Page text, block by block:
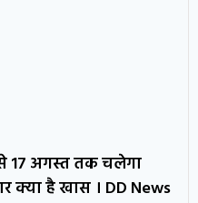
17 अगस्त तक चलेगा
क्या है खास । DD News